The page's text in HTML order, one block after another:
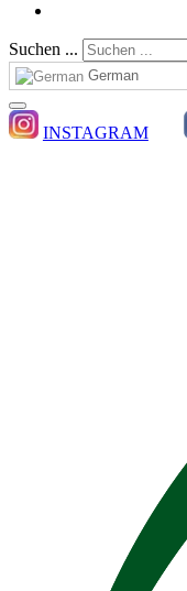
Suchen ...
German
INSTAGRAM